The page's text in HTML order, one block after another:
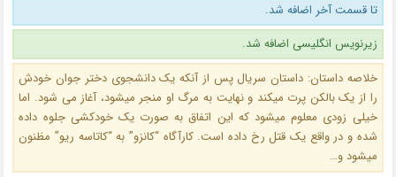
تا قسمت آخر اضافه شد.
زیرنویس انگلیسی اضافه شد.
خلاصه داستان: داستان سریال پس از آنکه یک دانشجوی دختر جوان خودش
را از یک بالکن پرت میکند و نهایت به مرگ او منجر میشود، آغاز می شود. اما
خیلی زودی معلوم میشود که این اتفاق به صورت یک خودکشی جلوه داده
شده و در واقع یک قتل رخ داده است. کارآگاه “کانزو” به “کاتاسه ریو” مظنون
میشود و…